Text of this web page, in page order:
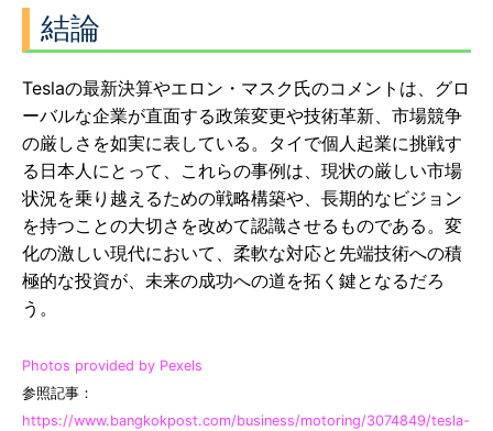
結論
Teslaの最新決算やエロン・マスク氏のコメントは、グロ
ーバルな企業が直面する政策変更や技術革新、市場競争
の厳しさを如実に表している。タイで個人起業に挑戦す
る日本人にとって、これらの事例は、現状の厳しい市場
状況を乗り越えるための戦略構築や、長期的なビジョン
を持つことの大切さを改めて認識させるものである。変
化の激しい現代において、柔軟な対応と先端技術への積
極的な投資が、未来の成功への道を拓く鍵となるだろ
う。
Photos provided by Pexels
参照記事：
https://www.bangkokpost.com/business/motoring/3074849/tesla-